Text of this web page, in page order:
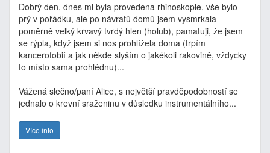
Dobrý den, dnes mi byla provedena rhinoskopie, vše bylo
prý v pořádku, ale po návratů domů jsem vysmrkala
poměrně velký krvavý tvrdý hlen (holub), pamatuji, že jsem
se rýpla, když jsem si nos prohlížela doma (trpím
kancerofobií a jak někde slyším o jakékoli rakovině, vždycky
to místo sama prohlédnu)...
Vážená slečno/paní Alice, s největší pravděpodobností se
jednalo o krevní sraženinu v důsledku instrumentálního...
Více info